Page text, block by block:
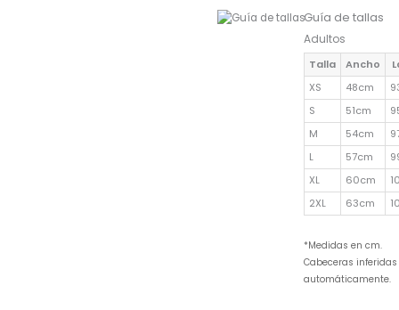
Guía de tallas
Adultos
Talla Ancho
XS
48cm
S
51cm
M
54cm
L
57cm
XL
60cm
2XL
63cm
*Medidas en cm.
Cabeceras inferidas
automáticamente.